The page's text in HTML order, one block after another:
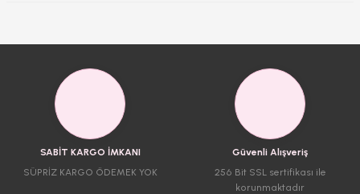
SABİT KARGO İMKANI
SÜPRİZ KARGO ÖDEMEK YOK
Güvenli Alışveriş
256 Bit SSL sertifikası ile
korunmaktadır